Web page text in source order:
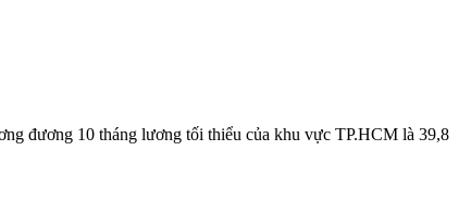
đương 10 tháng lương tối thiểu của khu vực TP.HCM là 39,8